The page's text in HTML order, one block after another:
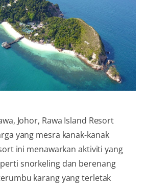
Johor, Rawa Island Resort
yang mesra kanak-kanak
ini menawarkan aktiviti yang
snorkeling dan berenang
karang yang terletak